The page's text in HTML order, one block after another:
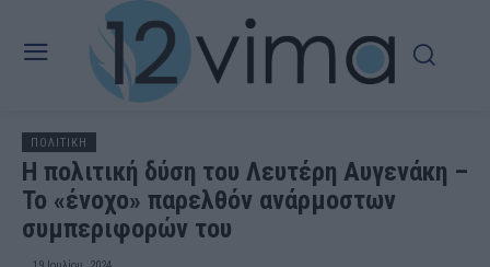
ΠΟΛΙΤΙΚΗ
Η πολιτική δύση του Λευτέρη Αυγενάκη –
Το «ένοχο» παρελθόν ανάρμοστων
συμπεριφορών του